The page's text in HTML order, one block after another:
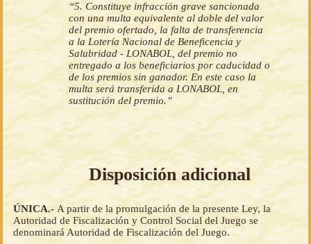
“5. Constituye infracción grave sancionada
con una multa equivalente al doble del valor
del premio ofertado, la falta de transferencia
a la Lotería Nacional de Beneficencia y
Salubridad - LONABOL, del premio no
entregado a los beneficiarios por caducidad o
de los premios sin ganador. En este caso la
multa será transferida a LONABOL, en
sustitución del premio.”
Disposición adicional
ÚNICA.- A partir de la promulgación de la presente Ley, la
Autoridad de Fiscalización y Control Social del Juego se
denominará Autoridad de Fiscalización del Juego.